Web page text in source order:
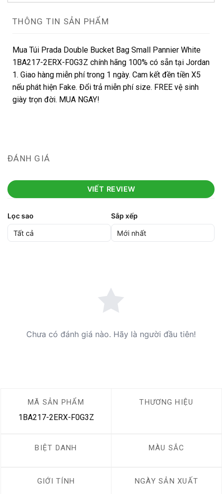
THÔNG TIN SẢN PHẨM
Mua Túi Prada Double Bucket Bag Small Pannier White
1BA217-2ERX-F0G3Z chính hãng 100% có sẵn tại Jordan
1. Giao hàng miễn phí trong 1 ngày. Cam kết đền tiền X5
nếu phát hiện Fake. Đổi trả miễn phí size. FREE vệ sinh
giày trọn đời. MUA NGAY!
ĐÁNH GIÁ
VIẾT REVIEW
Lọc sao Sắp xếp
Chưa có đánh giá nào. Hãy là người đầu tiên!
MÃ SẢN PHẨM
1BA217-2ERX-F0G3Z
THƯƠNG HIỆU
BIỆT DANH MÀU SẮC
GIỚI TÍNH NGÀY SẢN XUẤT